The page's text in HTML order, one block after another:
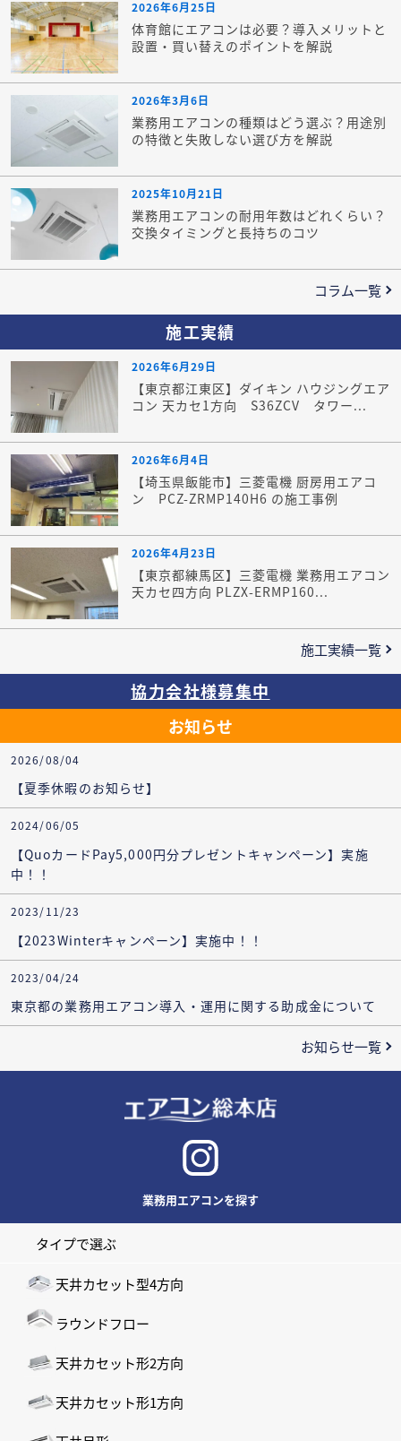
2026年6月25日
体育館にエアコンは必要？導入メリットと
設置・買い替えのポイントを解説
2026年3月6日
業務用エアコンの種類はどう選ぶ？用途別
の特徴と失敗しない選び方を解説
2025年10月21日
業務用エアコンの耐用年数はどれくらい？
交換タイミングと長持ちのコツ
コラム一覧
施工実績
2026年6月29日
【東京都江東区】ダイキン ハウジングエア
コン 天カセ1方向 S36ZCV タワー...
2026年6月4日
【埼玉県飯能市】三菱電機 厨房用エアコ
ン PCZ-ZRMP140H6 の施工事例
2026年4月23日
【東京都練馬区】三菱電機 業務用エアコン
天カセ四方向 PLZX-ERMP160...
施工実績一覧
協力会社様募集中
お知らせ
2026/08/04
【夏季休暇のお知らせ】
2024/06/05
【QuoカードPay5,000円分プレゼントキャンペーン】実施
中！！
2023/11/23
【2023Winterキャンペーン】実施中！！
2023/04/24
東京都の業務用エアコン導入・運用に関する助成金について
お知らせ一覧
業務用エアコンを探す
タイプで選ぶ
天井カセット型4方向
ラウンドフロー
天井カセット形2方向
天井カセット形1方向